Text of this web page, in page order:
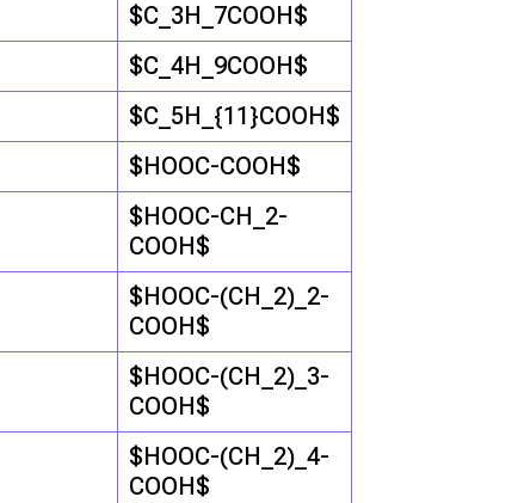
$C_3H_7COOH$
$C_4H_9COOH$
$C_5H_{11}COOH$
$HOOC-COOH$
$HOOC-CH_2-
COOH$
$HOOC-(CH_2)_2-
COOH$
$HOOC-(CH_2)_3-
COOH$
$HOOC-(CH_2)_4-
COOH$